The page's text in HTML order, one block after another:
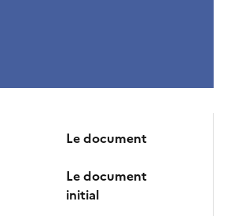
Le document
Le document
initial